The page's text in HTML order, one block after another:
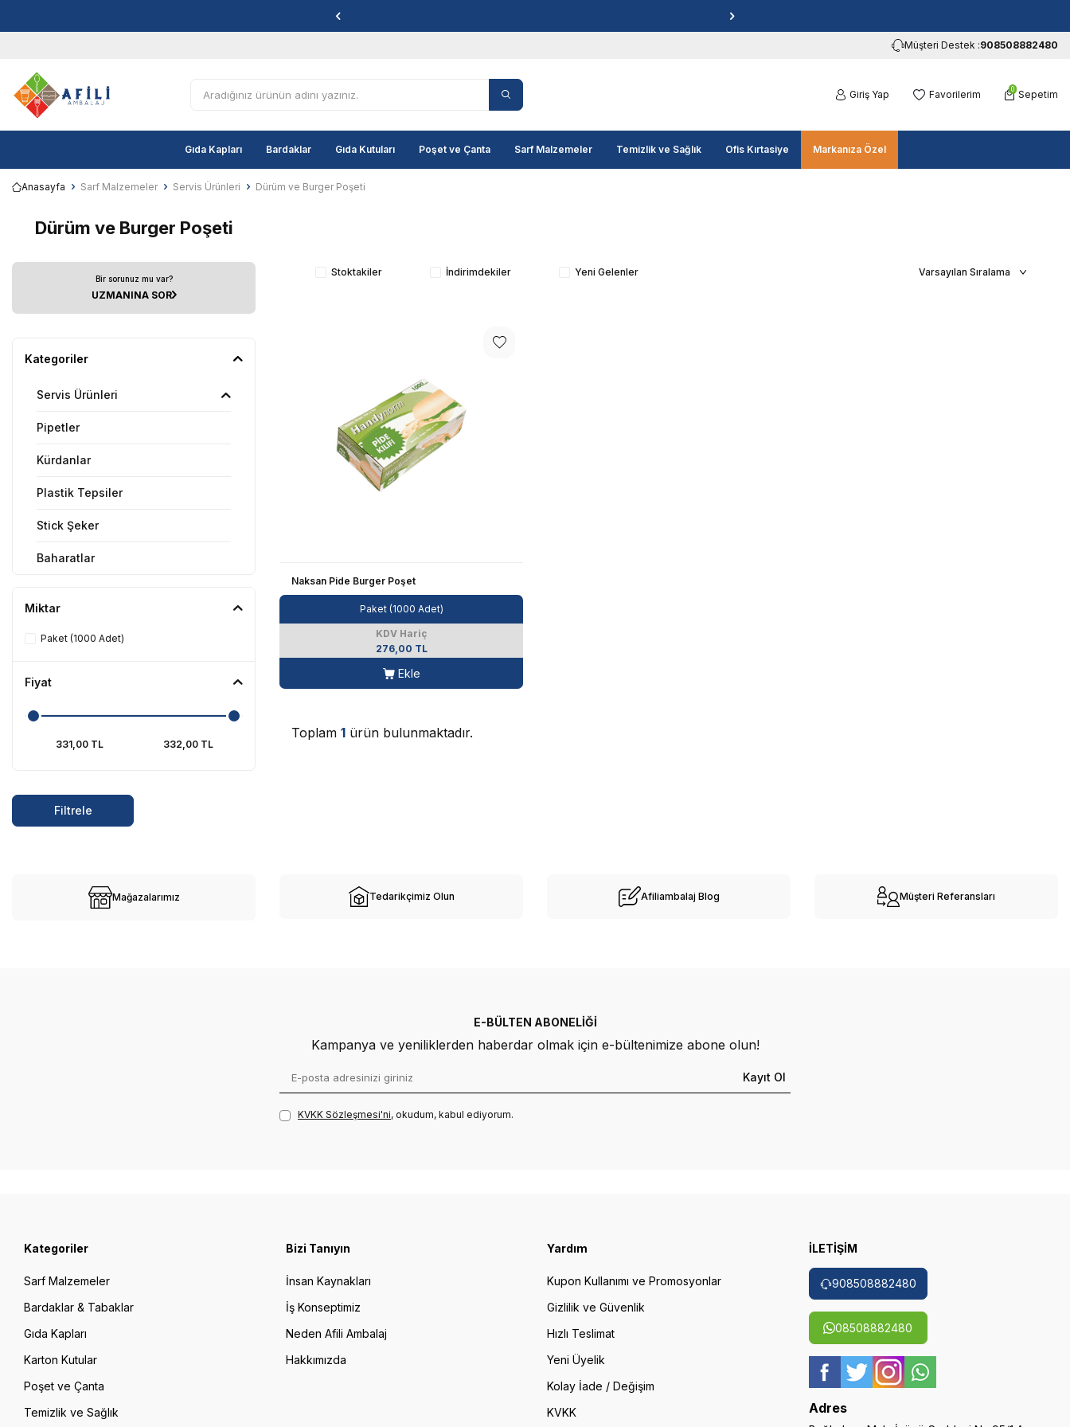
Müşteri Destek :908508882480
Giriş Yap Favorilerim 0 Sepetim
Gıda Kapları Bardaklar Gıda Kutuları Poşet ve Çanta Sarf Malzemeler Temizlik ve Sağlık Ofis Kırtasiye Markanıza Özel
Anasayfa Sarf Malzemeler Servis Ürünleri Dürüm ve Burger Poşeti
Dürüm ve Burger Poşeti
Bir sorunuz mu var?
UZMANINA SOR
Kategoriler
Servis Ürünleri
Pipetler
Kürdanlar
Plastik Tepsiler
Stick Şeker
Baharatlar
Miktar
Paket (1000 Adet)
Fiyat
Filtrele
Stoktakiler İndirimdekiler Yeni Gelenler
Naksan Pide Burger Poşet
Paket (1000 Adet)
KDV Hariç
276,00 TL
Ekle
Toplam 1 ürün bulunmaktadır.
Mağazalarımız Tedarikçimiz Olun Afiliambalaj Blog Müşteri Referansları
E-BÜLTEN ABONELIĞI
Kampanya ve yeniliklerden haberdar olmak için e-bültenimize abone olun!
Kayıt Ol
KVKK Sözleşmesi'ni, okudum, kabul ediyorum.
Kategoriler
Sarf Malzemeler
Bardaklar & Tabaklar
Gıda Kapları
Karton Kutular
Poşet ve Çanta
Temizlik ve Sağlık
Bizi Tanıyın
İnsan Kaynakları
İş Konseptimiz
Neden Afili Ambalaj
Hakkımızda
Yardım
Kupon Kullanımı ve Promosyonlar
Gizlilik ve Güvenlik
Hızlı Teslimat
Yeni Üyelik
Kolay İade / Değişim
KVKK
İLETİŞİM
908508882480
08508882480
Adres